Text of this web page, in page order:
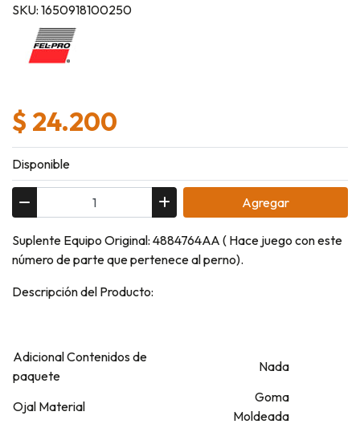
SKU: 1650918100250
$ 24.200
Disponible
Agregar
Suplente Equipo Original: 4884764AA ( Hace juego con este
número de parte que pertenece al perno).
Descripción del Producto:
Adicional Contenidos de
paquete
Nada
Ojal Material
Goma
Moldeada